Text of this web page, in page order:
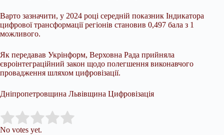
Варто зазначити, у 2024 році середній показник Індикатора
цифрової трансформації регіонів становив 0,497 бала з 1
можливого.
Як передавав Укрінформ, Верховна Рада прийняла
євроінтеграційний закон щодо полегшення виконавчого
провадження шляхом цифровізації.
Дніпропетровщина Львівщина Цифровізація
Rate this item:
No votes yet.